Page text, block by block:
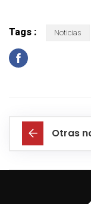
Tags : Noticias
Otras